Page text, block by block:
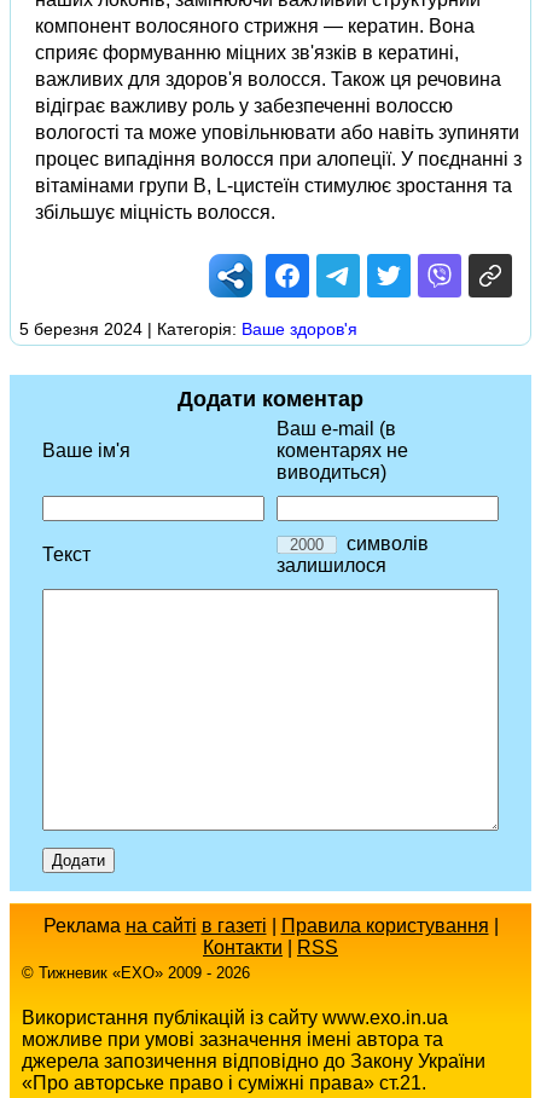
компонент волосяного стрижня — кератин. Вона
сприяє формуванню міцних зв'язків в кератині,
важливих для здоров'я волосся. Також ця речовина
відіграє важливу роль у забезпеченні волоссю
вологості та може уповільнювати або навіть зупиняти
процес випадіння волосся при алопеції. У поєднанні з
вітамінами групи В, L-цистеїн стимулює зростання та
збільшує міцність волосся.
5 березня 2024 | Категорія: Ваше здоров'я
Додати коментар
Ваше ім'я
Ваш e-mail (в
коментарях не
виводиться)
Текст
символів
залишилося
Реклама на сайті в газеті Правила користування
Контакти
RSS
© Тижневик «EХO» 2009 - 2026
Використання публікацій із сайту www.exo.in.ua
можливе при умові зазначення імені автора та
джерела запозичення відповідно до Закону України
«Про авторське право і суміжні права» ст.21.